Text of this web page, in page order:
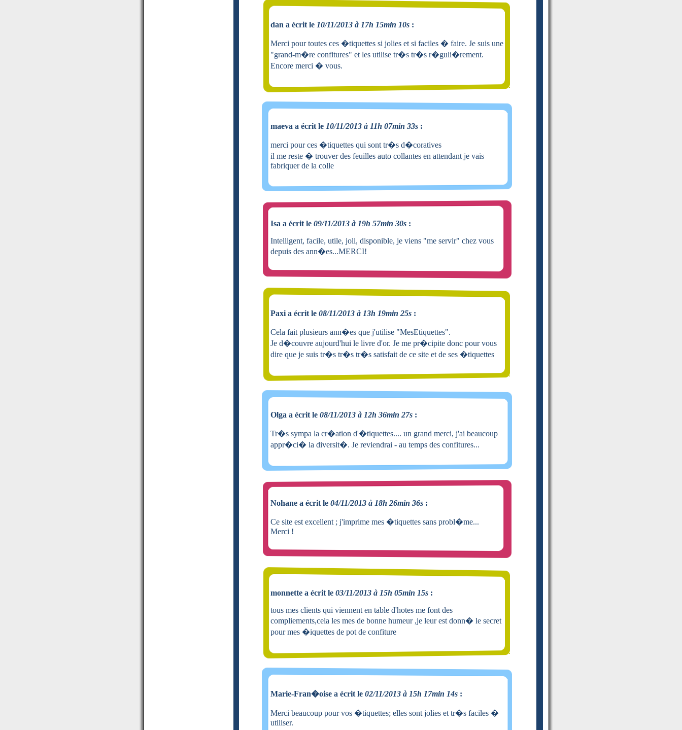
dan a écrit le 10/11/2013 à 17h 15min 10s :
Merci pour toutes ces �tiquettes si jolies et si faciles � faire. Je suis une
"grand-m�re confitures" et les utilise tr�s tr�s r�guli�rement.
Encore merci � vous.
maeva a écrit le 10/11/2013 à 11h 07min 33s :
merci pour ces �tiquettes qui sont tr�s d�coratives
il me reste � trouver des feuilles auto collantes en attendant je vais
fabriquer de la colle
Isa a écrit le 09/11/2013 à 19h 57min 30s :
Intelligent, facile, utile, joli, disponible, je viens "me servir" chez vous
depuis des ann�es...MERCI!
Paxi a écrit le 08/11/2013 à 13h 19min 25s :
Cela fait plusieurs ann�es que j'utilise "MesEtiquettes".
Je d�couvre aujourd'hui le livre d'or. Je me pr�cipite donc pour vous
dire que je suis tr�s tr�s tr�s satisfait de ce site et de ses �tiquettes
Olga a écrit le 08/11/2013 à 12h 36min 27s :
Tr�s sympa la cr�ation d'�tiquettes.... un grand merci, j'ai beaucoup
appr�ci� la diversit�. Je reviendrai - au temps des confitures...
Nohane a écrit le 04/11/2013 à 18h 26min 36s :
Ce site est excellent ; j'imprime mes �tiquettes sans probl�me...
Merci !
monnette a écrit le 03/11/2013 à 15h 05min 15s :
tous mes clients qui viennent en table d'hotes me font des
compliements,cela les mes de bonne humeur ,je leur est donn� le secret
pour mes �iquettes de pot de confiture
Marie-Fran�oise a écrit le 02/11/2013 à 15h 17min 14s :
Merci beaucoup pour vos �tiquettes; elles sont jolies et tr�s faciles �
utiliser.